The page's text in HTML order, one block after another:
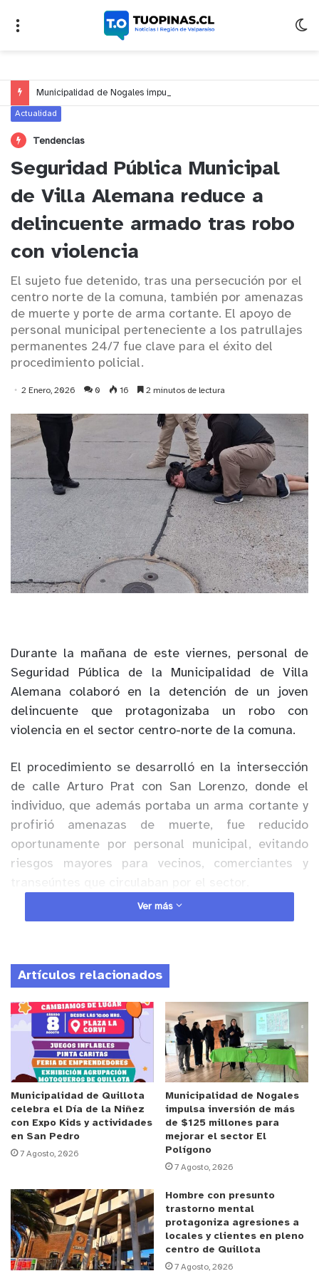
Actualidad
Tendencias
Seguridad Pública Municipal
de Villa Alemana reduce a
delincuente armado tras robo
con violencia
El sujeto fue detenido, tras una persecución por el
centro norte de la comuna, también por amenazas
de muerte y porte de arma cortante. El apoyo de
personal municipal perteneciente a los patrullajes
permanentes 24/7 fue clave para el éxito del
procedimiento policial.
2 Enero, 2026 0 16 2 minutos de lectura
Durante la mañana de este viernes, personal de
Seguridad Pública de la Municipalidad de Villa
Alemana colaboró en la detención de un joven
delincuente que protagonizaba un robo con
violencia en el sector centro-norte de la comuna.
El procedimiento se desarrolló en la intersección
de calle Arturo Prat con San Lorenzo, donde el
individuo, que además portaba un arma cortante y
profirió amenazas de muerte, fue reducido
oportunamente por personal municipal, evitando
riesgos mayores para vecinos, comerciantes y
Anuncio Patrocinado
personal de seguridad pública municipal, la
situación fue controlada en el lugar, reforzando la
labor preventiva y de apoyo a las policías que se
desarrolla de manera permanente en distintos
sectores de la comuna.
El sujeto fue detenido por los delitos de robo con
violencia, amenazas de muerte y porte de arma
cortante, no sin antes protagonizar una
persecución que duró varias cuadras, teniendo que
ser reducido y esposado para que no siguiera
causando lesiones con el arma que fue sacada de
circulación. Posteriormente, fue puesto a
disposición de Carabineros quienes continuaron
con el procedimiento correspondiente y su
presentación ante la justicia.
Ver más
Artículos relacionados
Municipalidad de Quillota
celebra el Día de la Niñez
con Expo Kids y actividades
en San Pedro
7 Agosto, 2026
Municipalidad de Nogales
impulsa inversión de más
de $125 millones para
mejorar el sector El
Polígono
7 Agosto, 2026
Hombre con presunto
trastorno mental
protagoniza agresiones a
locales y clientes en pleno
centro de Quillota
7 Agosto, 2026